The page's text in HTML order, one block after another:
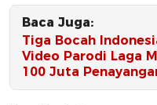
Baca Juga:
Tiga Bocah
Video Parodi Laga
100 Juta